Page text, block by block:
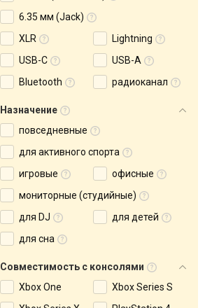
6.35 мм (Jack)
XLR
Lightning
USB-C
USB-A
Bluetooth
радиоканал
Назначение
повседневные
для активного спорта
игровые
офисные
мониторные (студийные)
для DJ
для детей
для сна
Совместимость с консолями
Xbox One
Xbox Series S